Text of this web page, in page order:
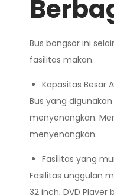
Bus bongsor ini
fasilitas makan.
Kapasitas Besar
Bus yang
menyenangkan.
menyenangkan.
Fasilitas yang
Fasilitas unggulan
32 inch, DVD